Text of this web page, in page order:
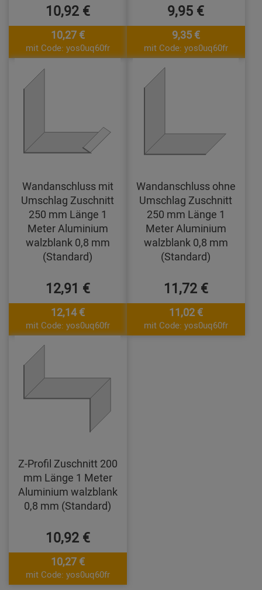
10,92 €
10,27 €
mit Code: yos0uq60fr
9,95 €
9,35 €
mit Code: yos0uq60fr
Wandanschluss mit
Umschlag Zuschnitt
250 mm Länge 1
Meter Aluminium
walzblank 0,8 mm
(Standard)
12,91 €
12,14 €
mit Code: yos0uq60fr
Wandanschluss ohne
Umschlag Zuschnitt
250 mm Länge 1
Meter Aluminium
walzblank 0,8 mm
(Standard)
11,72 €
11,02 €
mit Code: yos0uq60fr
Z-Profil Zuschnitt 200
mm Länge 1 Meter
Aluminium walzblank
0,8 mm (Standard)
10,92 €
10,27 €
mit Code: yos0uq60fr